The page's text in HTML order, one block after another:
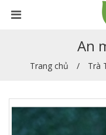
An
Trang chủ Trà